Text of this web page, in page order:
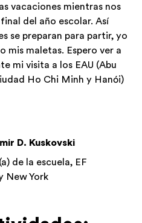
vacaciones mientras nos
del año escolar. Así
se preparan para partir, yo
mis maletas. Espero ver a
mi visita a los EAU (Abu
Ho Chi Minh y Hanói)
D. Kuskovski
de la escuela, EF
New York